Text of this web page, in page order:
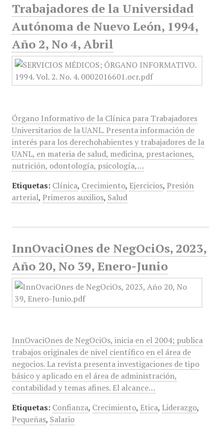
Trabajadores de la Universidad
Autónoma de Nuevo León, 1994,
Año 2, No 4, Abril
Órgano Informativo de la Clínica para Trabajadores
Universitarios de la UANL. Presenta información de
interés para los derechohabientes y trabajadores de la
UANL, en materia de salud, medicina, prestaciones,
nutrición, odontología, psicología,…
Etiquetas: Clínica, Crecimiento, Ejercicios, Presión
arterial, Primeros auxilios, Salud
InnOvaciOnes de NegOciOs, 2023,
Año 20, No 39, Enero-Junio
InnOvaciOnes de NegOciOs, inicia en el 2004; publica
trabajos originales de nivel científico en el área de
negocios. La revista presenta investigaciones de tipo
básico y aplicado en el área de administración,
contabilidad y temas afines. El alcance…
Etiquetas: Confianza, Crecimiento, Etica, Liderazgo,
Pequeñas, Salario